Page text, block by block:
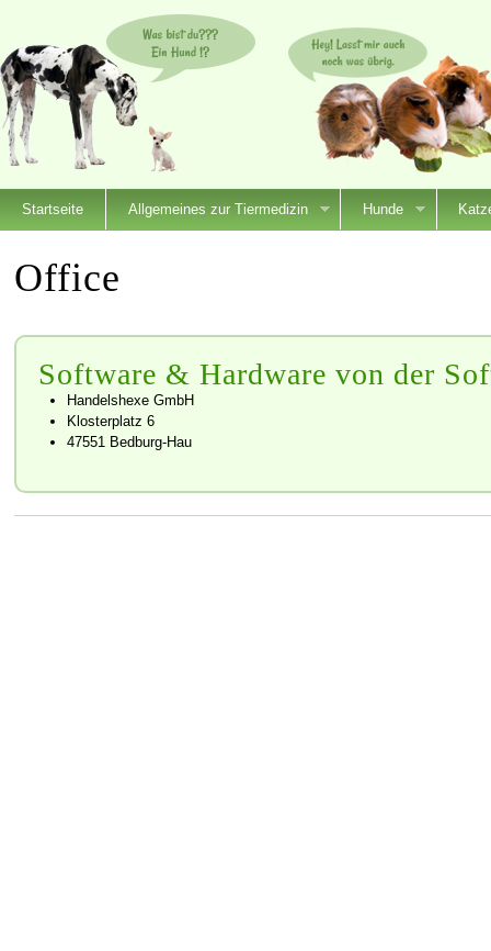
Startseite Allgemeines zur Tiermedizin Hunde
Office
Software & Hardware von der
Handelshexe GmbH
Klosterplatz 6
47551 Bedburg-Hau